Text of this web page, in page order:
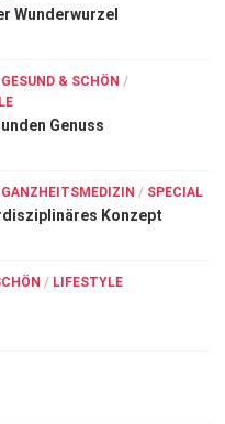
Wunderwurzel
GESUND & SCHÖN /
Genuss
GANZHEITSMEDIZIN / SPECIAL
Konzept
/ LIFESTYLE